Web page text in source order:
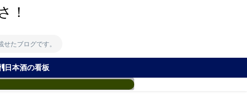
！
たブログです。
日本酒の看板